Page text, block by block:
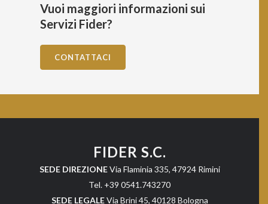
Vuoi maggiori informazioni sui
Servizi Fider?
CONTATTACI
FIDER S.C.
SEDE DIREZIONEVia Flaminia 335, 47924 Rimini
Tel. +39 0541.743270
SEDE LEGALEVia Brini 45, 40128 Bologna